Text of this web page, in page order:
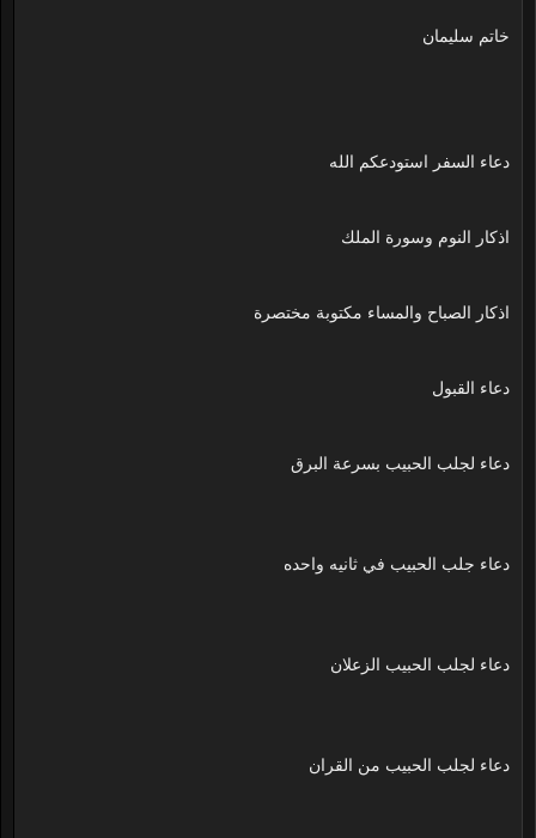
خاتم سليمان
دعاء السفر استودعكم الله
اذكار النوم وسورة الملك
اذكار الصباح والمساء مكتوبة مختصرة
دعاء القبول
دعاء لجلب الحبيب بسرعة البرق
دعاء جلب الحبيب في ثانيه واحده
دعاء لجلب الحبيب الزعلان
دعاء لجلب الحبيب من القران